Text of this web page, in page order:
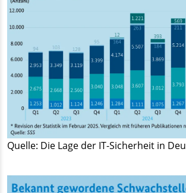
Quelle: Die Lage der IT-Sicherheit in